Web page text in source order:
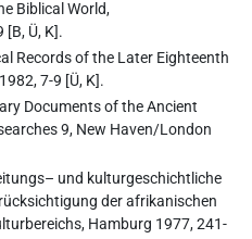
Biblical World,
Ü, K].
Records of the Later Eighteenth
7-9 [Ü, K].
Documents of the Ancient
9, New Haven/London
und kulturgeschichtliche
der afrikanischen
Hamburg 1977, 241-